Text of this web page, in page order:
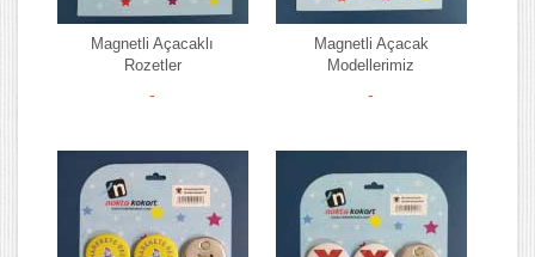
Magnetli Açacaklı
Rozetler
-
Magnetli Açacak
Modellerimiz
-